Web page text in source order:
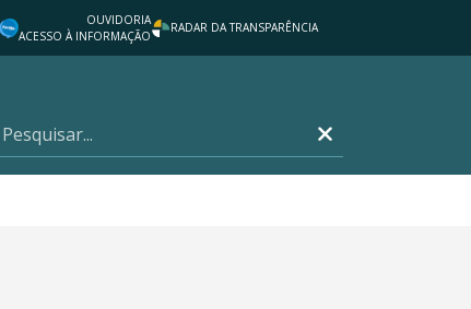
OUVIDORIA
ACESSO À INFORMAÇÃO
RADAR DA TRANSPARÊNCIA